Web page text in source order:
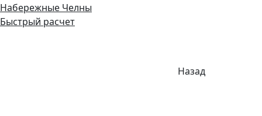
Набережные Челны
Быстрый расчет
Назад